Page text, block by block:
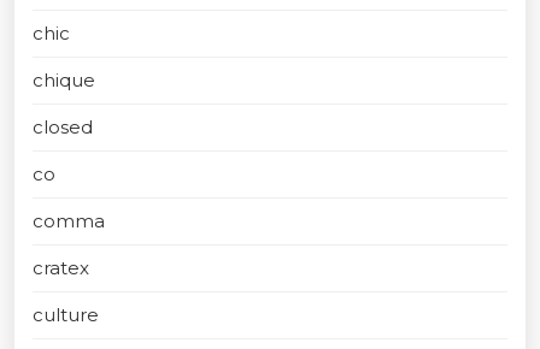
chic
chique
closed
co
comma
cratex
culture